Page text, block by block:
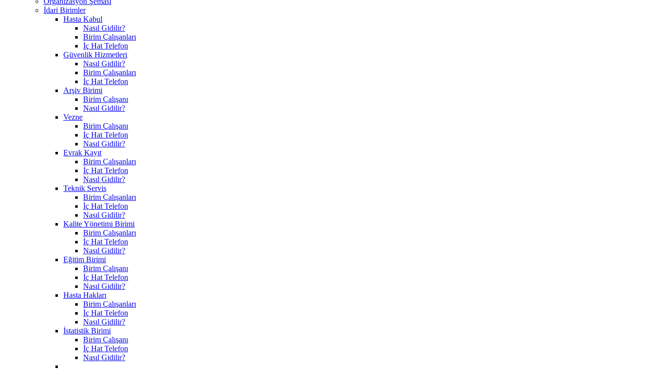
İdari Birimler
Hasta Kabul
Nasıl Gidilir?
Birim Çalışanları
İç Hat Telefon
Güvenlik Hizmetleri
Nasıl Gidilir?
Birim Çalışanları
İç Hat Telefon
Arşiv Birimi
Birim Çalışanı
Nasıl Gidilir?
Vezne
Birim Çalışanı
İç Hat Telefon
Nasıl Gidilir?
Evrak Kayıt
Birim Çalışanları
İç Hat Telefon
Nasıl Gidilir?
Teknik Servis
Birim Çalışanları
İç Hat Telefon
Nasıl Gidilir?
Kalite Yönetimi Birimi
Birim Çalışanları
İç Hat Telefon
Nasıl Gidilir?
Eğitim Birimi
Birim Çalışanı
İç Hat Telefon
Nasıl Gidilir?
Hasta Hakları
Birim Çalışanları
İç Hat Telefon
Nasıl Gidilir?
İstatistik Birimi
Birim Çalışanı
İç Hat Telefon
Nasıl Gidilir?